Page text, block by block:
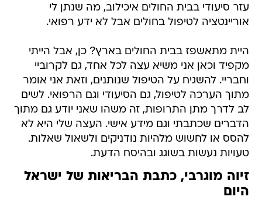
עזר סיעודי בבית החולים איכילוב, מה שנתן לי
אוריינטציה לטיפול בחולים אבל לא ידע רפואי.
היית מתאשפז בבית החולים בארץ? כן, אבל הייתי
מקפיד וכאן אני משיא עצה לכל אחד, גם לקרוביי
וחבריי. להשגיח על הטיפול שנותנים, וזאת אני אומר
מתוך הערכה לטיפול, גם הסיעודי וגם הרפואי. לשים
לב לדרך מתן התרופות, זה משהו שאני יודע גם מתוך
הדברים שכתבתי וגם מידע אישי. העצה שלי היא לא
להסס או לחשוש מלהיות נודניקים ולשאול שאלות.
טעויות נעשות בשוגג ובהיסח הדעת.
זיוה מוגרבי, כתבת הבריאות של ישראל
היום